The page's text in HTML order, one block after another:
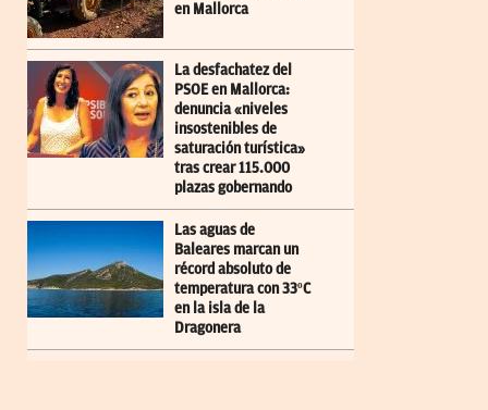
en Mallorca
La desfachatez del
PSOE en Mallorca:
denuncia «niveles
insostenibles de
saturación turística»
tras crear 115.000
plazas gobernando
Las aguas de
Baleares marcan un
récord absoluto de
temperatura con 33ºC
en la isla de la
Dragonera